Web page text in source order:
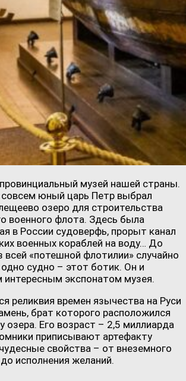
музей нашей страны.
совсем юный царь Петр выбрал
озеро для строительства
военного флота. Здесь была
в России судоверфь, прорыт канал
военных кораблей на воду… До
всей «потешной флотилии» случайно
судно – этот ботик. Он и
интересным экспонатом музея.
реликвия времен язычества на Руси
брат которого расположился
озера. Его возраст – 2,5 миллиарда
приписывают артефакту
свойства – от внеземного
исполнения желаний.